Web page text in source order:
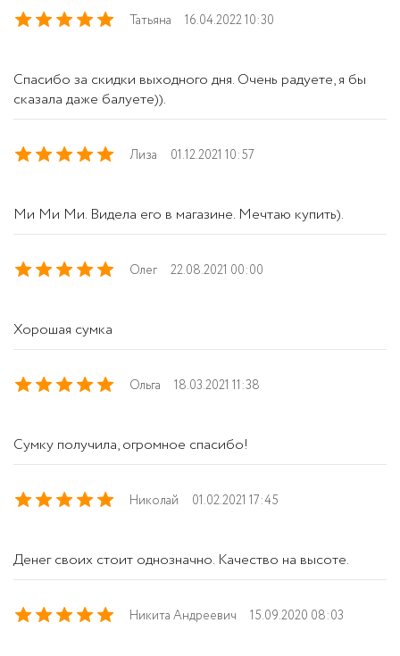
Татьяна 16.04.2022 10:30
Спасибо за скидки выходного дня. Очень радуете, я бы
сказала даже балуете)).
Лиза 01.12.2021 10:57
Ми Ми Ми. Видела его в магазине. Мечтаю купить).
Олег 22.08.2021 00:00
Хорошая сумка
Ольга 18.03.2021 11:38
Сумку получила, огромное спасибо!
Николай 01.02.2021 17:45
Денег своих стоит однозначно. Качество на высоте.
Никита Андреевич 15.09.2020 08:03